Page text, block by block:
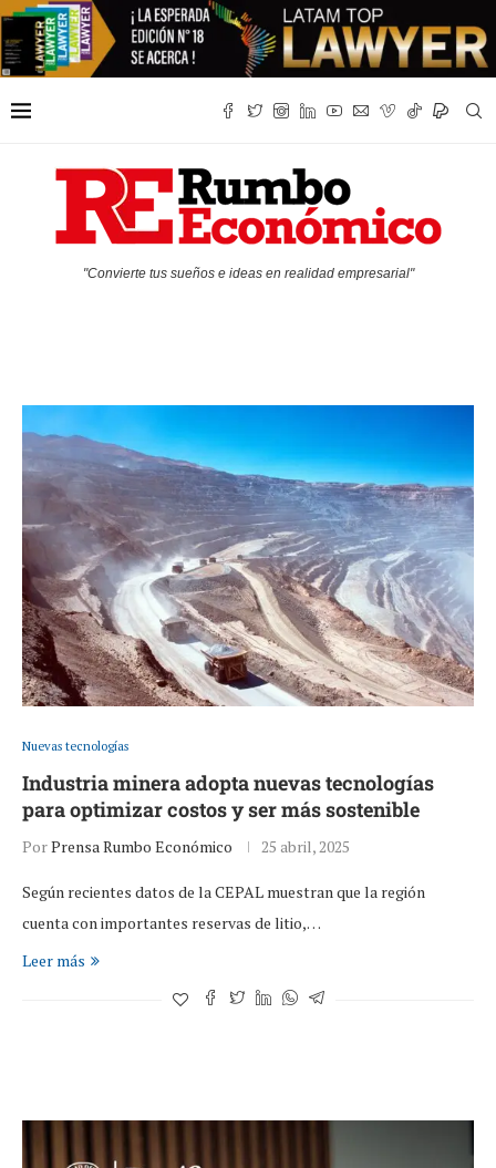
"Convierte tus sueños e ideas en realidad empresarial"
Nuevas tecnologías
Industria minera adopta nuevas tecnologías
para optimizar costos y ser más sostenible
PorPrensa Rumbo Económico 25 abril, 2025
Según recientes datos de la CEPAL muestran que la región
cuenta con importantes reservas de litio,…
Leer más